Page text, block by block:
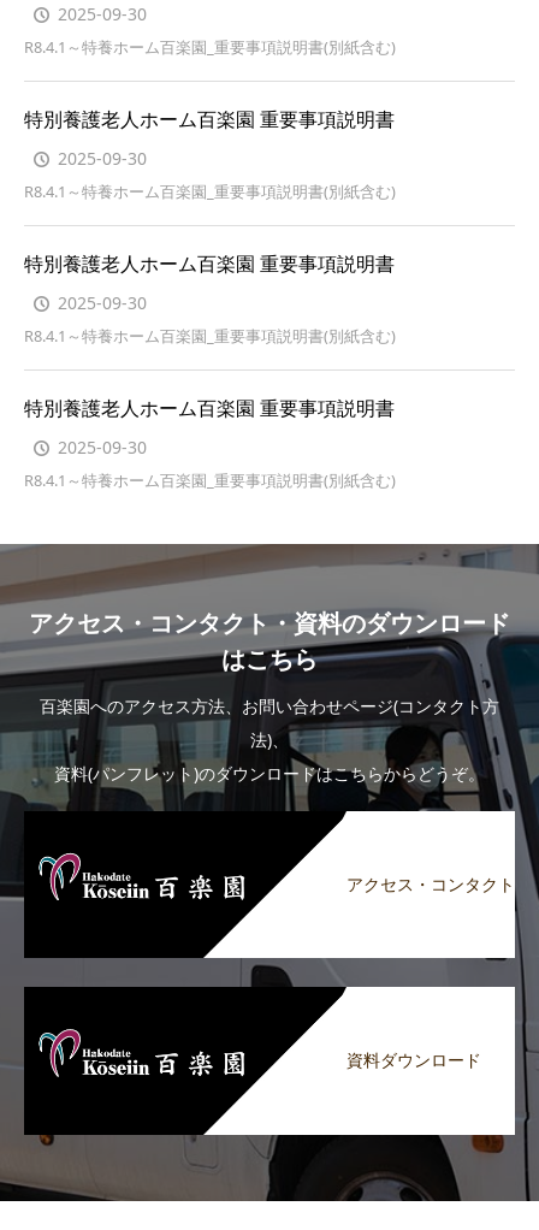
2025-09-30
R8.4.1～特養ホーム百楽園_重要事項説明書(別紙含む)
特別養護老人ホーム百楽園 重要事項説明書
2025-09-30
R8.4.1～特養ホーム百楽園_重要事項説明書(別紙含む)
特別養護老人ホーム百楽園 重要事項説明書
2025-09-30
R8.4.1～特養ホーム百楽園_重要事項説明書(別紙含む)
特別養護老人ホーム百楽園 重要事項説明書
2025-09-30
R8.4.1～特養ホーム百楽園_重要事項説明書(別紙含む)
アクセス・コンタクト・資料のダウンロード
はこちら
百楽園へのアクセス方法、お問い合わせページ(コンタクト方
法)、
資料(パンフレット)のダウンロードはこちらからどうぞ。
アクセス・コンタクト
資料ダウンロード